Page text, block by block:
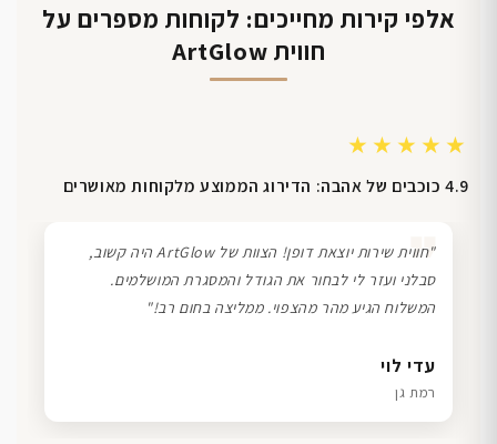
אלפי קירות מחייכים: לקוחות מספרים על
חווית ArtGlow
★★★★★
4.9 כוכבים של אהבה: הדירוג הממוצע מלקוחות מאושרים
שרון כהן
תל אביב
❞
"חווית שירות יוצאת דופן! הצוות של ArtGlow היה קשוב,
סבלני ועזר לי לבחור את הגודל והמסגרת המושלמים.
המשלוח הגיע מהר מהצפוי. ממליצה בחום רב!"
עדי לוי
רמת גן
דנה גל
חיפה
ליאת ויוסי מ.
הוד השרון